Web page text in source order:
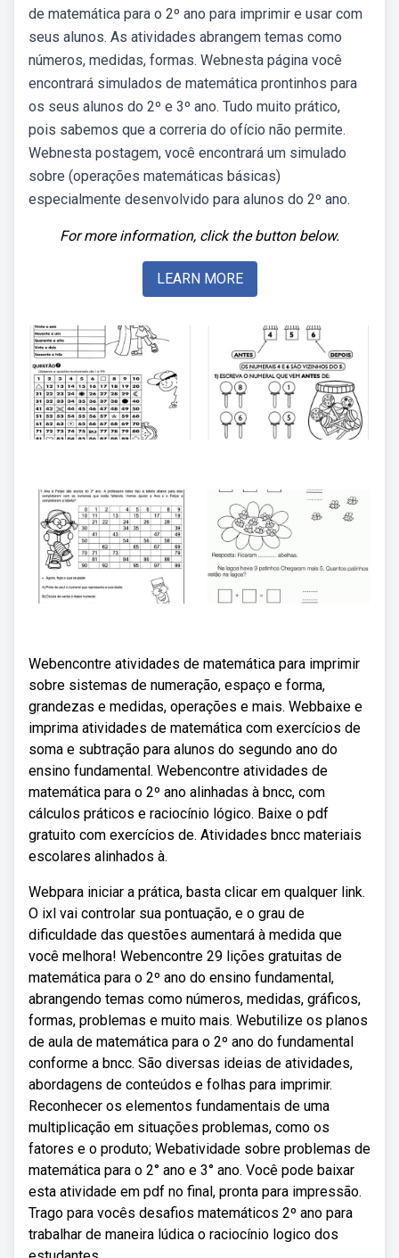
de matemática para o 2º ano para imprimir e usar com
seus alunos. As atividades abrangem temas como
números, medidas, formas. Webnesta página você
encontrará simulados de matemática prontinhos para
os seus alunos do 2º e 3º ano. Tudo muito prático,
pois sabemos que a correria do ofício não permite.
Webnesta postagem, você encontrará um simulado
sobre (operações matemáticas básicas)
especialmente desenvolvido para alunos do 2º ano.
For more information, click the button below.
LEARN MORE
Webencontre atividades de matemática para imprimir
sobre sistemas de numeração, espaço e forma,
grandezas e medidas, operações e mais. Webbaixe e
imprima atividades de matemática com exercícios de
soma e subtração para alunos do segundo ano do
ensino fundamental. Webencontre atividades de
matemática para o 2º ano alinhadas à bncc, com
cálculos práticos e raciocínio lógico. Baixe o pdf
gratuito com exercícios de. Atividades bncc materiais
escolares alinhados à.
Webpara iniciar a prática, basta clicar em qualquer link.
O ixl vai controlar sua pontuação, e o grau de
dificuldade das questões aumentará à medida que
você melhora! Webencontre 29 lições gratuitas de
matemática para o 2º ano do ensino fundamental,
abrangendo temas como números, medidas, gráficos,
formas, problemas e muito mais. Webutilize os planos
de aula de matemática para o 2º ano do fundamental
conforme a bncc. São diversas ideias de atividades,
abordagens de conteúdos e folhas para imprimir.
Reconhecer os elementos fundamentais de uma
multiplicação em situações problemas, como os
fatores e o produto; Webatividade sobre problemas de
matemática para o 2° ano e 3° ano. Você pode baixar
esta atividade em pdf no final, pronta para impressão.
Trago para vocês desafios matemáticos 2º ano para
trabalhar de maneira lúdica o raciocínio logico dos